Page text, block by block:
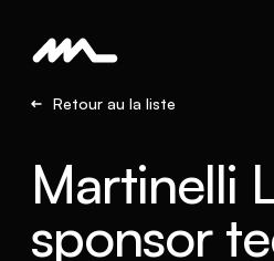
Retour au la liste
Martinelli
sponsor